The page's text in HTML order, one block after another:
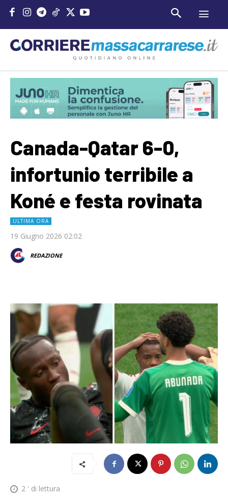
Canada-Qatar 6-0,
infortunio terribile a
Koné e festa rovinata
ULTIMA ORA
19 Giugno 2026 02:02
REDAZIONE
2 ' di lettura